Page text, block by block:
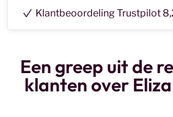
Klantbeoordeling Trustpilot
Een greep uit de
klanten over